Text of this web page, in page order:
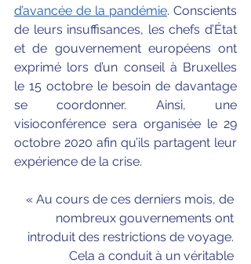
d’avancée de la pandémie. Conscients
de leurs insuffisances, les chefs d’État
et de gouvernement européens ont
exprimé lors d’un conseil à Bruxelles
le 15 octobre le besoin de davantage
se coordonner. Ainsi, une
visioconférence sera organisée le 29
octobre 2020 afin qu’ils partagent leur
expérience de la crise.
« Au cours de ces derniers mois, de
nombreux gouvernements ont
introduit des restrictions de voyage.
Cela a conduit à un véritable